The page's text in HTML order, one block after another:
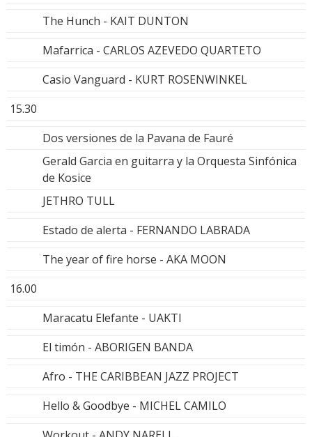
The Hunch - KAIT DUNTON
Mafarrica - CARLOS AZEVEDO QUARTETO
Casio Vanguard - KURT ROSENWINKEL
15.30
Dos versiones de la Pavana de Fauré
Gerald Garcia en guitarra y la Orquesta Sinfónica
de Kosice
JETHRO TULL
Estado de alerta - FERNANDO LABRADA
The year of fire horse - AKA MOON
16.00
Maracatu Elefante - UAKTI
El timón - ABORIGEN BANDA
Afro - THE CARIBBEAN JAZZ PROJECT
Hello & Goodbye - MICHEL CAMILO